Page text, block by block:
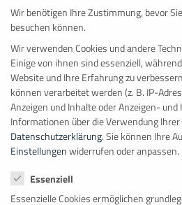
Isolierung
Wir benötigen Ihre Zustimmung, bevor
besuchen können.
Wir verwenden Cookies und andere
Einige von ihnen sind essenziell,
Website und Ihre Erfahrung zu
können verarbeitet werden (z. B. IP-
Anzeigen und Inhalte oder Anzeigen-
Informationen über die Verwendung
Datenschutzerklärung.Sie können Ihre
Einstellungenwiderrufen oder anpassen.
Essenziell
Essenzielle Cookies ermöglichen